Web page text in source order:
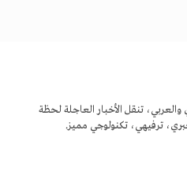
تنقل الأخبار العاجلة لحظة
ترفيهي، تكنولوجي مميز.